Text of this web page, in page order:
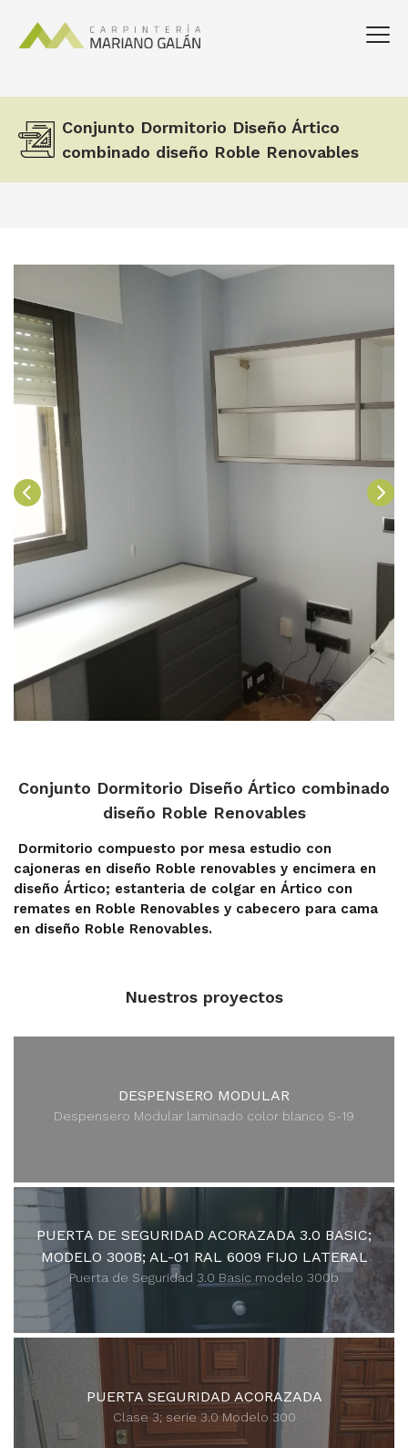
Conjunto Dormitorio Diseño Ártico
combinado diseño Roble Renovables
Conjunto Dormitorio Diseño Ártico combinado
diseño Roble Renovables
Dormitorio compuesto por mesa estudio con
cajoneras en diseño Roble renovables y encimera en
diseño Ártico; estanteria de colgar en Ártico con
remates en Roble Renovables y cabecero para cama
en diseño Roble Renovables.
Nuestros proyectos
DESPENSERO MODULAR
Despensero Modular laminado color blanco S-19
PUERTA DE SEGURIDAD ACORAZADA 3.0 BASIC;
MODELO 300B; AL-01 RAL 6009 FIJO LATERAL
Puerta de Seguridad 3.0 Basic modelo 300b
PUERTA SEGURIDAD ACORAZADA
Clase 3; serie 3.0 Modelo 300